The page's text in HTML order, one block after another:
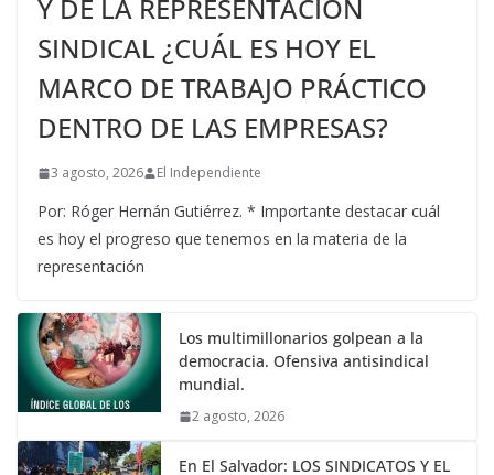
Y DE LA REPRESENTACIÓN
SINDICAL ¿CUÁL ES HOY EL
MARCO DE TRABAJO PRÁCTICO
DENTRO DE LAS EMPRESAS?
3 agosto, 2026 El Independiente
Por: Róger Hernán Gutiérrez. * Importante destacar cuál
es hoy el progreso que tenemos en la materia de la
representación
Los multimillonarios golpean a la
democracia. Ofensiva antisindical
mundial.
2 agosto, 2026
En El Salvador: LOS SINDICATOS Y EL